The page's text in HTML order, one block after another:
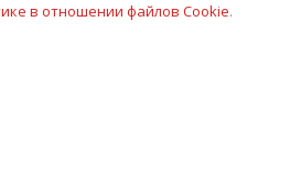
Под заказ
75-45
в отношении файлов Cookie.